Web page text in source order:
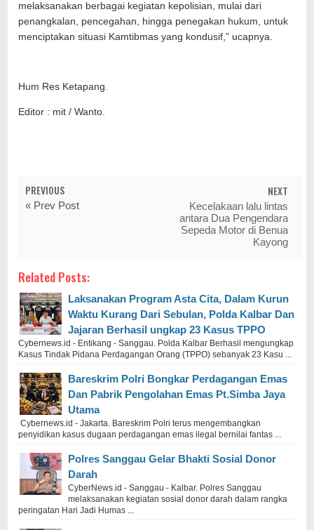
melaksanakan berbagai kegiatan kepolisian, mulai dari
penangkalan, pencegahan, hingga penegakan hukum, untuk
menciptakan situasi Kamtibmas yang kondusif,” ucapnya.
Hum Res Ketapang.
Editor : mit / Wanto.
PREVIOUS
« Prev Post
NEXT
Kecelakaan lalu lintas
antara Dua Pengendara
Sepeda Motor di Benua
Kayong
Related Posts:
Laksanakan Program Asta Cita, Dalam Kurun
Waktu Kurang Dari Sebulan, Polda Kalbar Dan
Jajaran Berhasil ungkap 23 Kasus TPPO
Cybernews.id - Entikang - Sanggau. Polda Kalbar Berhasil mengungkap
Kasus Tindak Pidana Perdagangan Orang (TPPO) sebanyak 23 Kasu ...
Bareskrim Polri Bongkar Perdagangan Emas
Dan Pabrik Pengolahan Emas Pt.Simba Jaya
Utama
Cybernews.id - Jakarta. Bareskrim Polri terus mengembangkan
penyidikan kasus dugaan perdagangan emas ilegal bernilai fantas ...
Polres Sanggau Gelar Bhakti Sosial Donor
Darah
CyberNews.id - Sanggau - Kalbar. Polres Sanggau
melaksanakan kegiatan sosial donor darah dalam rangka
peringatan Hari Jadi Humas ...